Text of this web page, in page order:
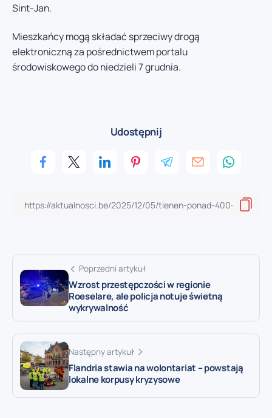
Sint-Jan.
Mieszkańcy mogą składać sprzeciwy drogą
elektroniczną za pośrednictwem portalu
środowiskowego do niedzieli 7 grudnia.
Udostępnij
Poprzedni artykuł
Wzrost przestępczości w regionie
Roeselare, ale policja notuje świetną
wykrywalność
Następny artykuł
Flandria stawia na wolontariat – powstają
lokalne korpusy kryzysowe